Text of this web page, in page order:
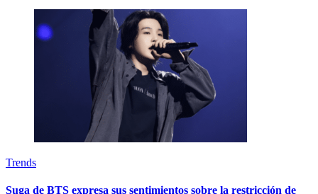
Trends
Suga de BTS expresa sus sentimientos sobre la restricción de